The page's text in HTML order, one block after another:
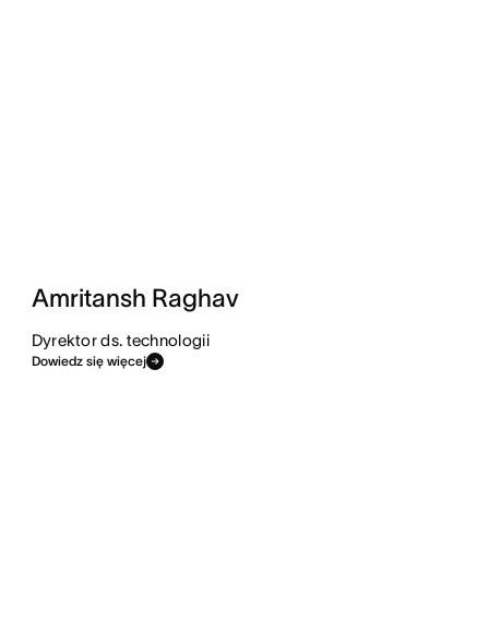
Amritansh Raghav
Dyrektor ds. technologii
Dowiedz się więcej